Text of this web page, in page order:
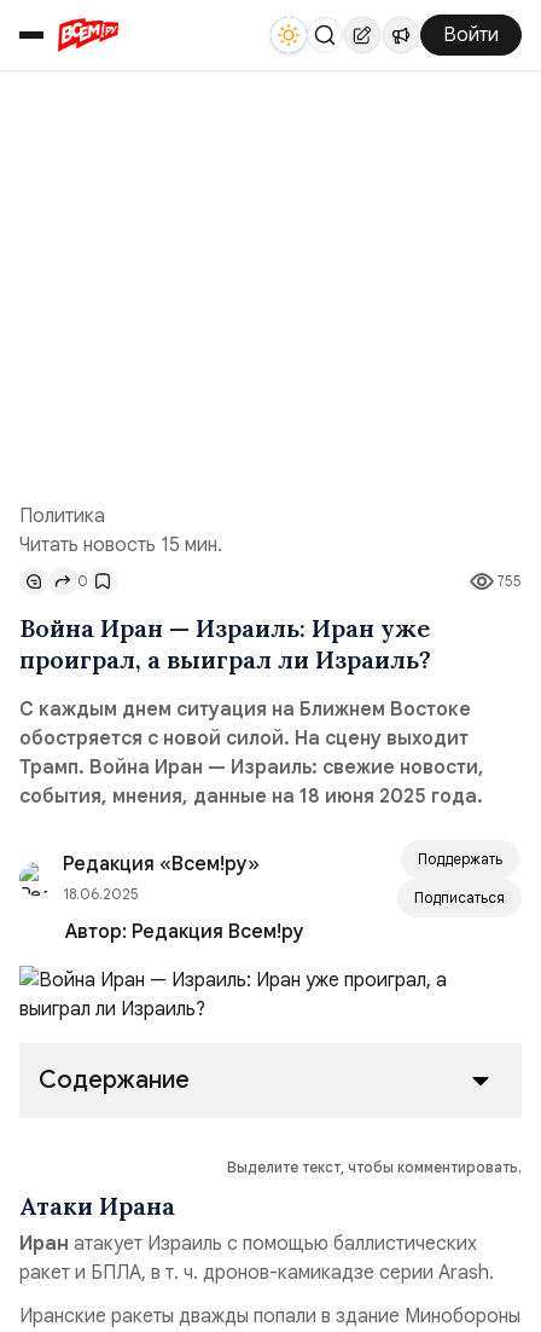
Войти
Политика
Читать новость 15 мин.
755
0
Война Иран — Израиль: Иран уже
проиграл, а выиграл ли Израиль?
С каждым днем ситуация на Ближнем Востоке
обостряется с новой силой. На сцену выходит
Трамп. Война Иран — Израиль: свежие новости,
события, мнения, данные на 18 июня 2025 года.
Редакция «Всем!ру»
18.06.2025
Поддержать
Подписаться
Автор: Редакция Всем!ру
Содержание
Выделите текст, чтобы комментировать.
Атаки Ирана
Иран атакует Израиль с помощью баллистических
ракет и БПЛА, в т. ч. дронов-камикадзе серии Arash.
Иранские ракеты дважды попали в здание Минобороны